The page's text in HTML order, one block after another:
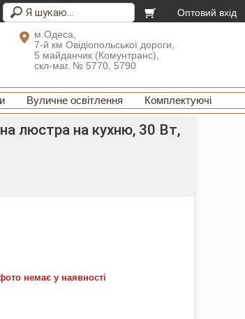
Оптовий вхід
м.Одеса,
7-й км Овідіопольської дороги,
5 майданчик (Комунтранс),
скл-маг. № 5770, 5790
Вуличне освітлення Комплектуючі
люстра на кухню, 30 Вт,
немає у наявності